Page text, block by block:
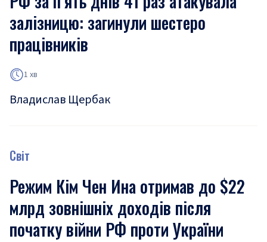
залізницю: загинули шестеро
працівників
1 хв
Владислав Щербак
Світ
Режим Кім Чен Ина отримав до $22
млрд зовнішніх доходів після
початку війни РФ проти України